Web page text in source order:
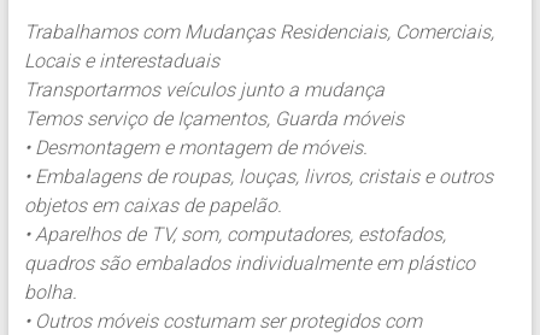
Trabalhamos com Mudanças Residenciais, Comerciais,
Locais e interestaduais
Transportarmos veículos junto a mudança
Temos serviço de Içamentos, Guarda móveis
• Desmontagem e montagem de móveis.
• Embalagens de roupas, louças, livros, cristais e outros
objetos em caixas de papelão.
• Aparelhos de TV, som, computadores, estofados,
quadros são embalados individualmente em plástico
bolha.
• Outros móveis costumam ser protegidos com